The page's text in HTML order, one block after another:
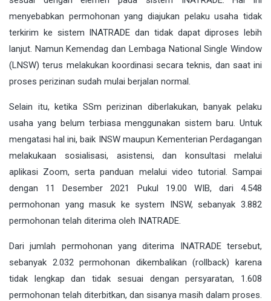
menyebabkan permohonan yang diajukan pelaku usaha tidak
terkirim ke sistem INATRADE dan tidak dapat diproses lebih
lanjut. Namun Kemendag dan Lembaga National Single Window
(LNSW) terus melakukan koordinasi secara teknis, dan saat ini
proses perizinan sudah mulai berjalan normal.
Selain itu, ketika SSm perizinan diberlakukan, banyak pelaku
usaha yang belum terbiasa menggunakan sistem baru. Untuk
mengatasi hal ini, baik INSW maupun Kementerian Perdagangan
melakukaan sosialisasi, asistensi, dan konsultasi melalui
aplikasi Zoom, serta panduan melalui video tutorial. Sampai
dengan 11 Desember 2021 Pukul 19.00 WIB, dari 4.548
permohonan yang masuk ke system INSW, sebanyak 3.882
permohonan telah diterima oleh INATRADE.
Dari jumlah permohonan yang diterima INATRADE tersebut,
sebanyak 2.032 permohonan dikembalikan (rollback) karena
tidak lengkap dan tidak sesuai dengan persyaratan, 1.608
permohonan telah diterbitkan, dan sisanya masih dalam proses.